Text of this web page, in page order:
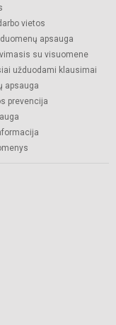
vietos
apsauga
su visuomene
užduodami klausimai
apsauga
prevencija